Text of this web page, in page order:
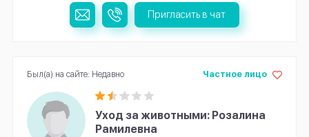
Пригласить в чат
Уход за животными: Розалина
Рамилевна
Частное лицо
Был(а) на сайте: Недавно